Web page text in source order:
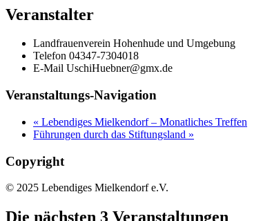
Veranstalter
Landfrauenverein Hohenhude und Umgebung
Telefon 04347-7304018
E-Mail UschiHuebner@gmx.de
Veranstaltungs-Navigation
« Lebendiges Mielkendorf – Monatliches Treffen
Führungen durch das Stiftungsland »
Copyright
© 2025 Lebendiges Mielkendorf e.V.
Die nächsten 3 Veranstaltungen